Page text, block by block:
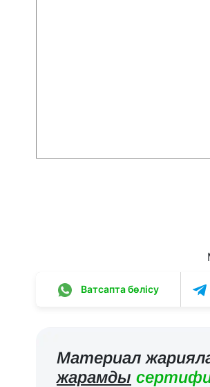
Ватсапта бөлісу
Материал
жарамды